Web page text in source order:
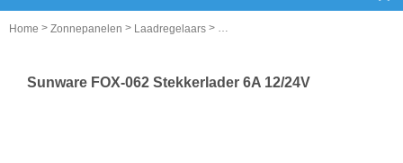
Home > Zonnepanelen > Laadregelaars > Sunware FOX-062 Stekkerlader 6A
Sunware FOX-062 Stekkerlader 6A 12/24V